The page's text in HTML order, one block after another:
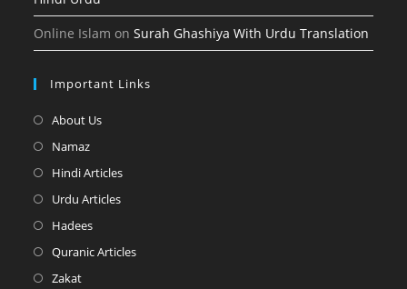
Online Islam onSurah Ghashiya With Urdu Translation
Important Links
About UsOpens
tab
NamazOpens
in
tab
Hindi ArticlesOpens
tab
Urdu ArticlesOpens
HadeesOpens
in
Quranic ArticlesOpens
ZakatOpens